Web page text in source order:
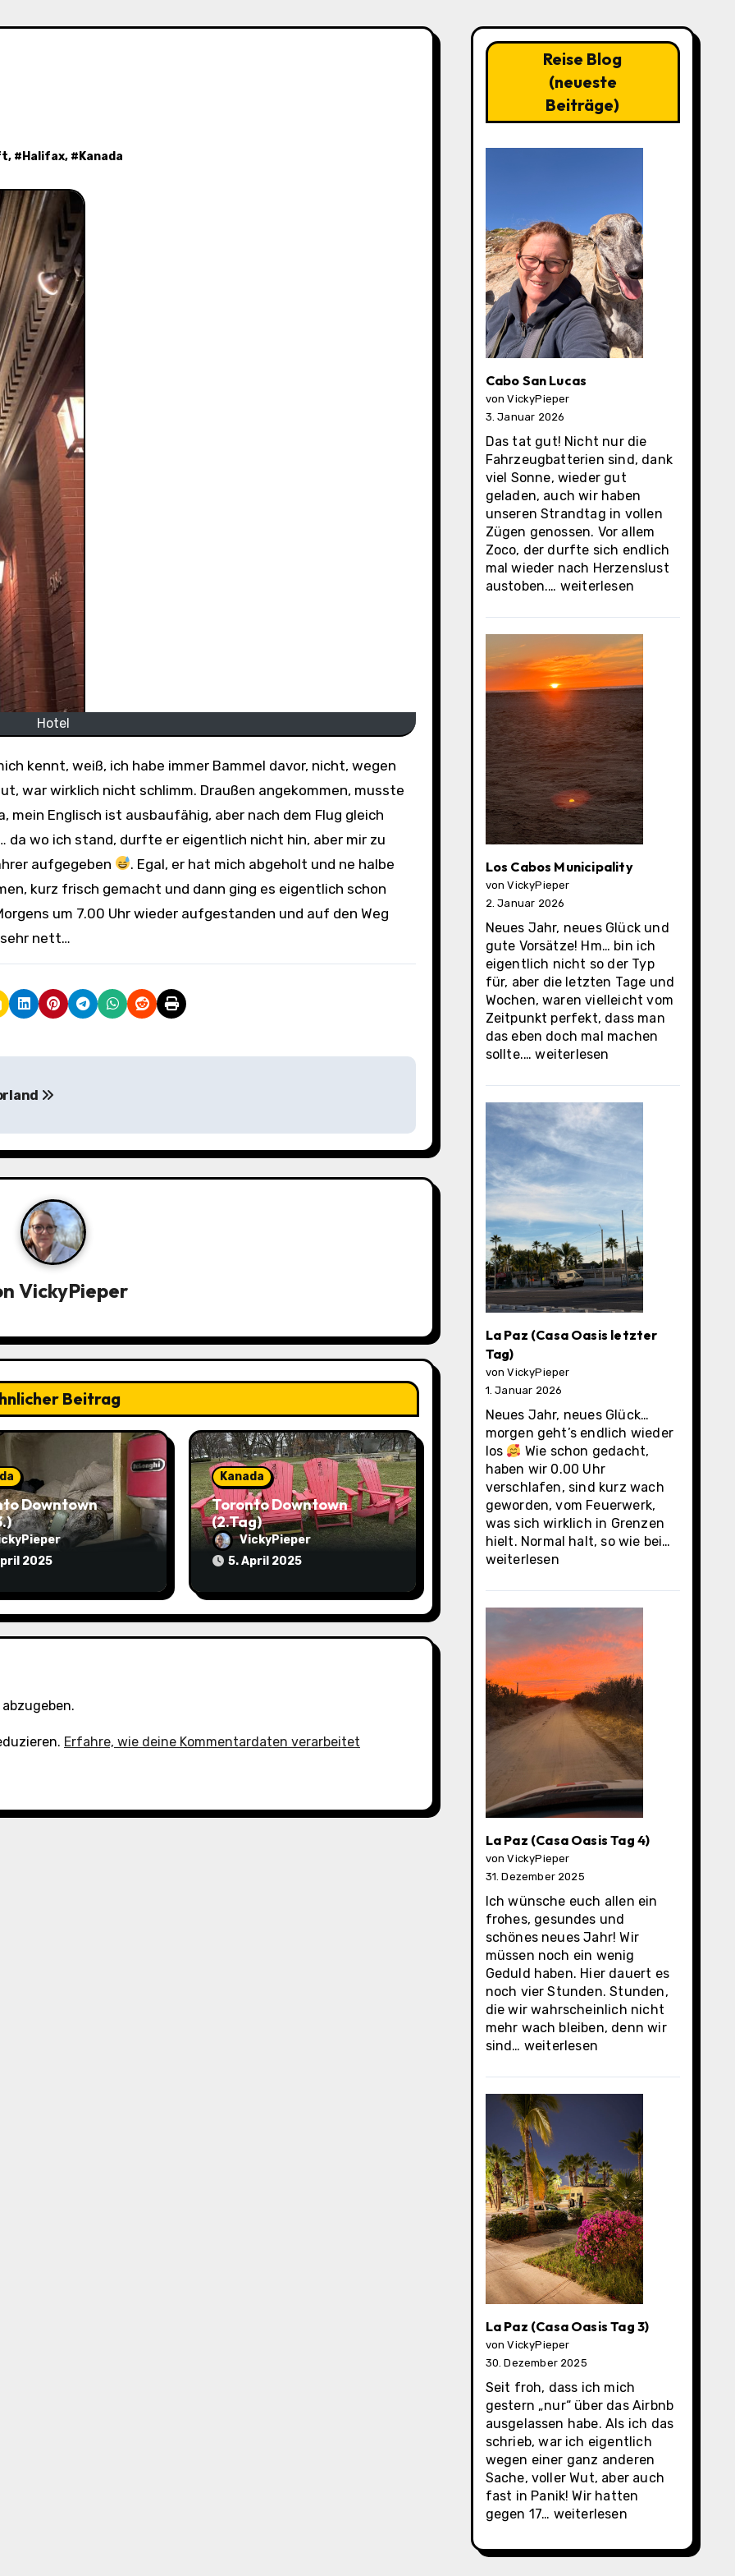
, # Halifax, # Kanada
Hotel
war wirklich nicht schlimm. Draußen angekommen, musste
mein Englisch ist ausbaufähig, aber nach dem Flug gleich
da wo ich stand, durfte er eigentlich nicht hin, aber mir zu
aufgegeben
. Egal, er hat mich abgeholt und ne halbe
kurz frisch gemacht und dann ging es eigentlich schon
um 7.00 Uhr wieder aufgestanden und auf den Weg
nett…
VickyPieper
Beitrag
Downtown
2025
Kanada
Toronto Downtown
(2.Tag)
VickyPieper
5. April 2025
Erfahre, wie deine Kommentardaten verarbeitet
Reise Blog
(neueste
Beiträge)
Cabo San Lucas
von VickyPieper
3. Januar 2026
Das tat gut! Nicht nur die
Fahrzeugbatterien sind, dank
viel Sonne, wieder gut
geladen, auch wir haben
unseren Strandtag in vollen
Zügen genossen. Vor allem
Zoco, der durfte sich endlich
mal wieder nach Herzenslust
austoben.… Cabo
Lucas
weiterlesen
Los Cabos Municipality
von VickyPieper
2. Januar 2026
Neues Jahr, neues Glück und
gute Vorsätze! Hm… bin ich
eigentlich nicht so der Typ
für, aber die letzten Tage und
Wochen, waren vielleicht vom
Zeitpunkt perfekt, dass man
das eben doch mal machen
sollte.…Los
Municipality
weiterlesen
La Paz (Casa Oasis letzter
Tag)
von VickyPieper
1. Januar 2026
Neues Jahr, neues Glück…
morgen geht’s endlich wieder
los
Wie schon gedacht,
haben wir 0.00 Uhr
verschlafen, sind kurz wach
geworden, vom Feuerwerk,
was sich wirklich in Grenzen
hielt. Normal halt, so wie bei…
Oasis
weiterlesen
La Paz (Casa Oasis Tag 4)
von VickyPieper
31. Dezember 2025
Ich wünsche euch allen ein
frohes, gesundes und
schönes neues Jahr! Wir
müssen noch ein wenig
Geduld haben. Hier dauert es
noch vier Stunden. Stunden,
die wir wahrscheinlich nicht
mehr wach bleiben, denn wir
sind… La
(Casa
Oasis
Tag
4)
weiterlesen
La Paz (Casa Oasis Tag 3)
von VickyPieper
30. Dezember 2025
Seit froh, dass ich mich
gestern „nur“ über das Airbnb
ausgelassen habe. Als ich das
schrieb, war ich eigentlich
wegen einer ganz anderen
Sache, voller Wut, aber auch
fast in Panik! Wir hatten
gegen 17… La
(Casa
weiterlesen